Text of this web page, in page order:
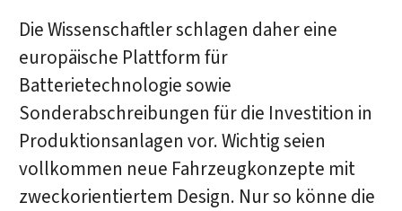
Die Wissenschaftler schlagen daher eine
europäische Plattform für
Batterietechnologie sowie
Sonderabschreibungen für die Investition in
Produktionsanlagen vor. Wichtig seien
vollkommen neue Fahrzeugkonzepte mit
zweckorientiertem Design. Nur so könne die